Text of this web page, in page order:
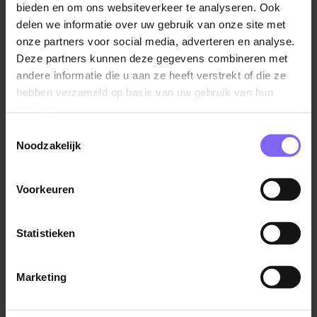
bieden en om ons websiteverkeer te analyseren. Ook
delen we informatie over uw gebruik van onze site met
onze partners voor social media, adverteren en analyse.
Deze partners kunnen deze gegevens combineren met
andere informatie die u aan ze heeft verstrekt of die ze
hebben verzameld op basis van uw gebruik van hun
Noodzakelijk
Voorkeuren
Statistieken
Marketing
zorgplicht dat het een veilige werkomgeving is. De
vraag moet uiteraard wel redelijk zijn. Denk aan het
inkorten van een werkdag of het aanbieden van een
koelere werkplek op kantoor.
En wat als je gewoon moet blijven doorwerken in de
Nederlandse Arbeidsinspectie. Al raden wij wel aan
eerst met je werkgever in gesprek te gaan, vaak kom
je er dan samen uit. Mocht dit niet het geval zijn dan
kun je inderdaad naar de inspectie stappen.
Bron: Nu.nl